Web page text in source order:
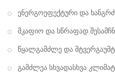
ენერგოეფექტური და
მკაფიო და სწრაფად
წყალგამძლე და
გამძლეა სხვადასხვა